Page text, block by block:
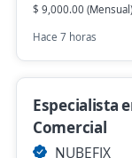
$ 9,000.00 (Mensual)
Hace 7 horas
Especialista
Comercial
NUBEFIX